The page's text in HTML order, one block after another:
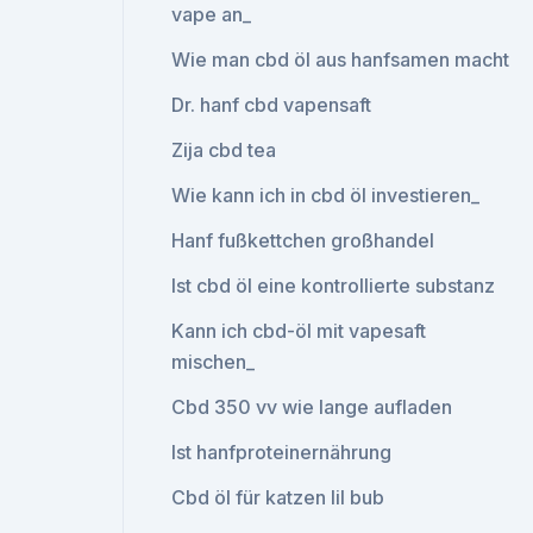
vape an_
Wie man cbd öl aus hanfsamen macht
Dr. hanf cbd vapensaft
Zija cbd tea
Wie kann ich in cbd öl investieren_
Hanf fußkettchen großhandel
Ist cbd öl eine kontrollierte substanz
Kann ich cbd-öl mit vapesaft
mischen_
Cbd 350 vv wie lange aufladen
Ist hanfproteinernährung
Cbd öl für katzen lil bub